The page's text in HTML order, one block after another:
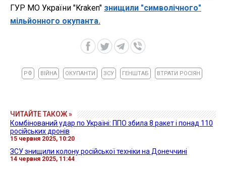
ГУР МО України "Kraken" знищили "символічного"
мільйонного окупанта.
РФ ВІЙНА ОКУПАНТИ ЗСУ ГЕНШТАБ ВТРАТИ РОСІЯН
ЧИТАЙТЕ ТАКОЖ »
Комбінований удар по Україні: ППО збила 8 ракет і понад 110
російських дронів
15 червня 2025, 10:20
ЗСУ знищили колону російської техніки на Донеччині
14 червня 2025, 11:44